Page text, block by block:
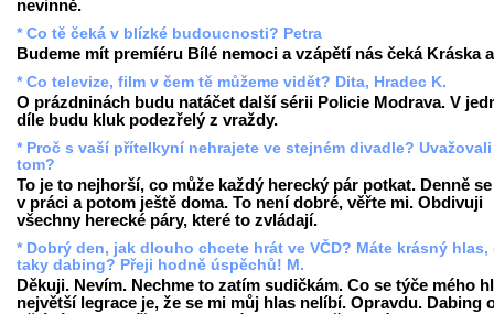
nevinně.
* Co tě čeká v blízké budoucnosti? Petra
Budeme mít premíéru Bílé nemoci a vzápětí nás čeká Kráska
* Co televize, film v čem tě můžeme vidět? Dita, Hradec K.
O prázdninách budu natáčet další sérii Policie Modrava. V
díle budu kluk podezřelý z vraždy.
* Proč s vaší přítelkyní nehrajete ve stejném divadle?
tom?
To je to nejhorší, co může každý herecký pár potkat. Denně
v práci a potom ještě doma. To není dobré, věřte mi. Obdivuji
všechny herecké páry, které to zvládají.
* Dobrý den, jak dlouho chcete hrát ve VČD? Máte krásný hlas,
taky dabing? Přeji hodně úspěchů! M.
Děkuji. Nevím. Nechme to zatím sudičkám. Co se týče mého
největší legrace je, že se mi můj hlas nelíbí. Opravdu. Dabing